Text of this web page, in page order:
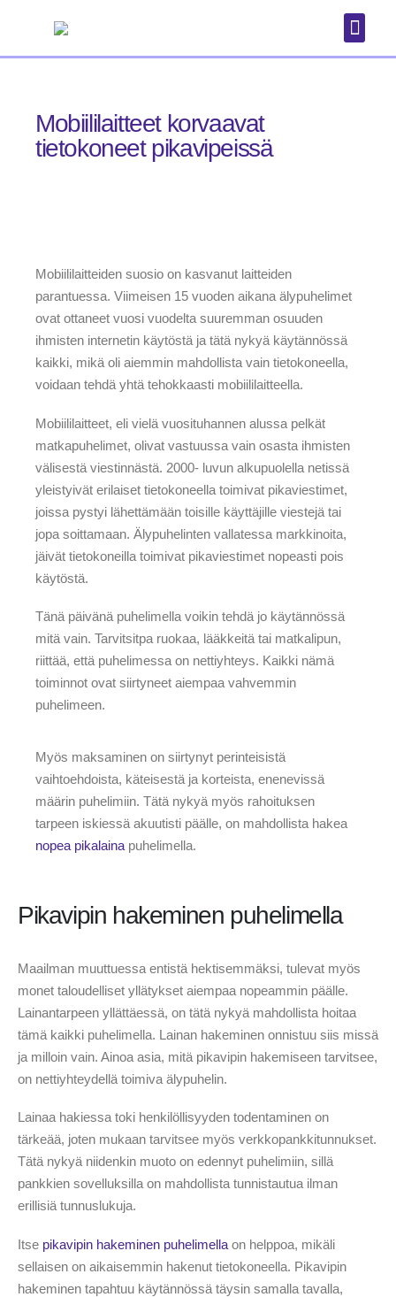
Mobiililaitteet korvaavat
tietokoneet pikavipeissä
Mobiililaitteiden suosio on kasvanut laitteiden
parantuessa. Viimeisen 15 vuoden aikana älypuhelimet
ovat ottaneet vuosi vuodelta suuremman osuuden
ihmisten internetin käytöstä ja tätä nykyä käytännössä
kaikki, mikä oli aiemmin mahdollista vain tietokoneella,
voidaan tehdä yhtä tehokkaasti mobiililaitteella.
Mobiililaitteet, eli vielä vuosituhannen alussa pelkät
matkapuhelimet, olivat vastuussa vain osasta ihmisten
välisestä viestinnästä. 2000- luvun alkupuolella netissä
yleistyivät erilaiset tietokoneella toimivat pikaviestimet,
joissa pystyi lähettämään toisille käyttäjille viestejä tai
jopa soittamaan. Älypuhelinten vallatessa markkinoita,
jäivät tietokoneilla toimivat pikaviestimet nopeasti pois
käytöstä.
Tänä päivänä puhelimella voikin tehdä jo käytännössä
mitä vain. Tarvitsitpa ruokaa, lääkkeitä tai matkalipun,
riittää, että puhelimessa on nettiyhteys. Kaikki nämä
toiminnot ovat siirtyneet aiempaa vahvemmin
puhelimeen.
Myös maksaminen on siirtynyt perinteisistä
vaihtoehdoista, käteisestä ja korteista, enenevissä
määrin puhelimiin. Tätä nykyä myös rahoituksen
tarpeen iskiessä akuutisti päälle, on mahdollista hakea
nopea pikalaina puhelimella.
Pikavipin hakeminen puhelimella
Maailman muuttuessa entistä hektisemmäksi, tulevat myös
monet taloudelliset yllätykset aiempaa nopeammin päälle.
Lainantarpeen yllättäessä, on tätä nykyä mahdollista hoitaa
tämä kaikki puhelimella. Lainan hakeminen onnistuu siis missä
ja milloin vain. Ainoa asia, mitä pikavipin hakemiseen tarvitsee,
on nettiyhteydellä toimiva älypuhelin.
Lainaa hakiessa toki henkilöllisyyden todentaminen on
tärkeää, joten mukaan tarvitsee myös verkkopankkitunnukset.
Tätä nykyä niidenkin muoto on edennyt puhelimiin, sillä
pankkien sovelluksilla on mahdollista tunnistautua ilman
erillisiä tunnuslukuja.
Itse pikavipin hakeminen puhelimella on helppoa, mikäli
sellaisen on aikaisemmin hakenut tietokoneella. Pikavipin
hakeminen tapahtuu käytännössä täysin samalla tavalla,